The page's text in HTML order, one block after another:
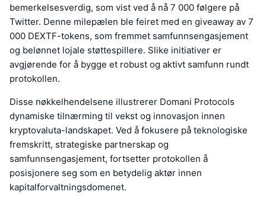
bemerkelsesverdig, som vist ved å nå 7 000 følgere på
Twitter. Denne milepælen ble feiret med en giveaway av 7
000 DEXTF-tokens, som fremmet samfunnsengasjement
og belønnet lojale støttespillere. Slike initiativer er
avgjørende for å bygge et robust og aktivt samfunn rundt
protokollen.
Disse nøkkelhendelsene illustrerer Domani Protocols
dynamiske tilnærming til vekst og innovasjon innen
kryptovaluta-landskapet. Ved å fokusere på teknologiske
fremskritt, strategiske partnerskap og
samfunnsengasjement, fortsetter protokollen å
posisjonere seg som en betydelig aktør innen
kapitalforvaltningsdomenet.